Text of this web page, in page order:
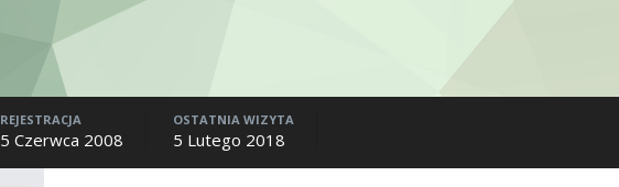
REJESTRACJA
5 Czerwca 2008
OSTATNIA WIZYTA
5 Lutego 2018